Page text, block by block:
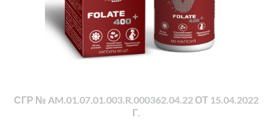
СГР № AM.01.07.01.003.R.000362.04.22 ОТ 15.04.2022
Г.